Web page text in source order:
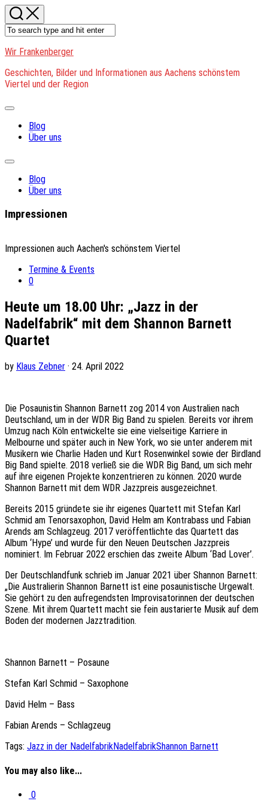
Skip
to
content
Wir Frankenberger
Geschichten, Bilder und Informationen aus Aachens schönstem
Viertel und der Region
Expand
Blog
Über uns
Expand
Blog
Über uns
Impressionen
Impressionen auch Aachen's schönstem Viertel
Termine & Events
0
Heute um 18.00 Uhr: „Jazz in der
Nadelfabrik“ mit dem Shannon Barnett
Quartet
by Klaus Zebner · 24. April 2022
Die Posaunistin Shannon Barnett zog 2014 von Australien nach
Deutschland, um in der WDR Big Band zu spielen. Bereits vor ihrem
Umzug nach Köln entwickelte sie eine vielseitige Karriere in
Melbourne und später auch in New York, wo sie unter anderem mit
Musikern wie Charlie Haden und Kurt Rosenwinkel sowie der Birdland
Big Band spielte. 2018 verließ sie die WDR Big Band, um sich mehr
auf ihre eigenen Projekte konzentrieren zu können. 2020 wurde
Shannon Barnett mit dem WDR Jazzpreis ausgezeichnet.
Bereits 2015 gründete sie ihr eigenes Quartett mit Stefan Karl
Schmid am Tenorsaxophon, David Helm am Kontrabass und Fabian
Arends am Schlagzeug. 2017 veröffentlichte das Quartett das
Album ‘Hype’ und wurde für den Neuen Deutschen Jazzpreis
nominiert. Im Februar 2022 erschien das zweite Album ‘Bad Lover’.
Der Deutschlandfunk schrieb im Januar 2021 über Shannon Barnett:
„Die Australierin Shannon Barnett ist eine posaunistische Urgewalt.
Sie gehört zu den aufregendsten Improvisatorinnen der deutschen
Szene. Mit ihrem Quartett macht sie fein austarierte Musik auf dem
Boden der modernen Jazztradition.
Shannon Barnett – Posaune
Stefan Karl Schmid – Saxophone
David Helm – Bass
Fabian Arends – Schlagzeug
Tags: Jazz in der NadelfabrikNadelfabrikShannon Barnett
You may also like...
0